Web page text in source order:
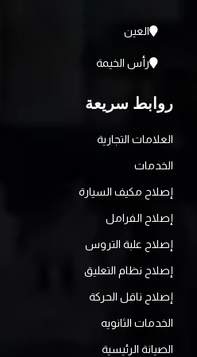
العين
رأس الخيمة
روابط سريعة
العلامات التجارية
الخدمات
إصلاح مكيف السيارة
إصلاح الفرامل
إصلاح علبة التروس
إصلاح نظام التعليق
إصلاح ناقل الحركة
الخدمات الثانويه
الصيانة الرئيسية